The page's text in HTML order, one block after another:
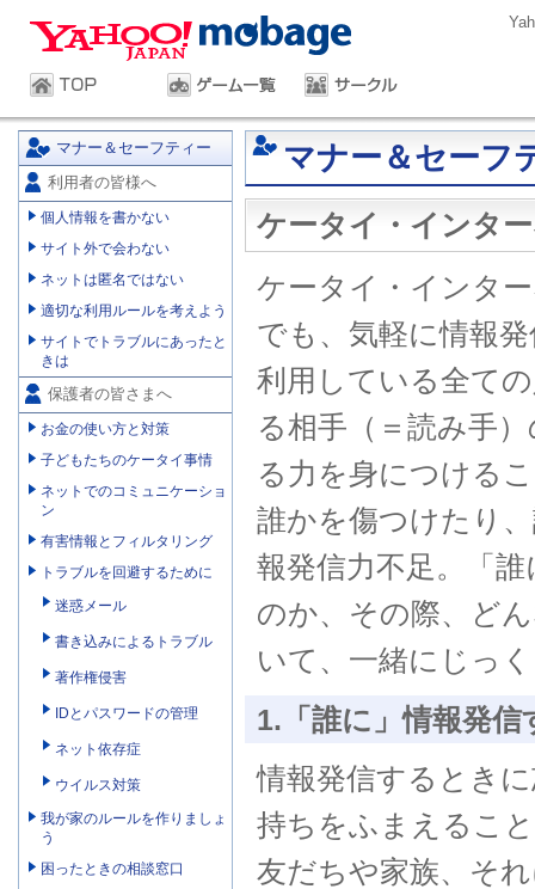
マナー＆セーフ
ケータイ・インタ
ケータイ・インタ
でも、気軽に情報
利用している全て
る相手（＝読み手
る力を身につける
誰かを傷つけたり
報発信力不足。「
のか、その際、ど
いて、一緒にじっ
1.「誰に」情報発信
情報発信するとき
持ちをふまえるこ
友だちや家族、そ
マナー＆セーフティー
利用者の皆様へ
個人情報を書かない
サイト外で会わない
ネットは匿名ではない
適切な利用ルールを考えよう
サイトでトラブルにあったと
きは
保護者の皆さまへ
お金の使い方と対策
子どもたちのケータイ事情
ネットでのコミュニケーショ
ン
有害情報とフィルタリング
トラブルを回避するために
迷惑メール
書き込みによるトラブル
著作権侵害
IDとパスワードの管理
ネット依存症
ウイルス対策
我が家のルールを作りましょ
う
困ったときの相談窓口